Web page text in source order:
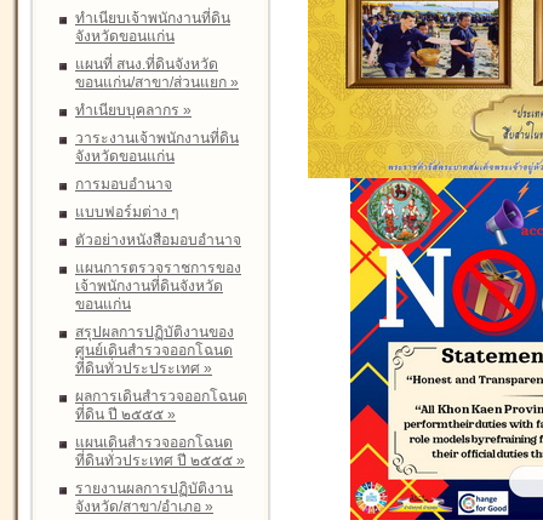
ทำเนียบเจ้าพนักงานที่ดิน
จังหวัดขอนแก่น
แผนที่ สนง.ที่ดินจังหวัด
ขอนแก่น/สาขา/ส่วนแยก »
ทำเนียบบุคลากร »
วาระงานเจ้าพนักงานที่ดิน
จังหวัดขอนแก่น
การมอบอำนาจ
แบบฟอร์มต่าง ๆ
ตัวอย่างหนังสือมอบอำนาจ
แผนการตรวจราชการของ
เจ้าพนักงานที่ดินจังหวัด
ขอนแก่น
สรุปผลการปฏิบัติงานของ
ศูนย์เดินสำรวจออกโฉนด
ที่ดินทั่วประประเทศ »
ผลการเดินสำรวจออกโฉนด
ที่ดิน ปี ๒๕๕๕ »
แผนเดินสำรวจออกโฉนด
ที่ดินทั่วประเทศ ปี ๒๕๕๕ »
รายงานผลการปฏิบัติงาน
จังหวัด/สาขา/อำเภอ »